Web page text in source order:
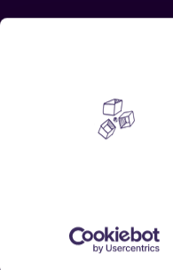
Home
Vrijwilligers